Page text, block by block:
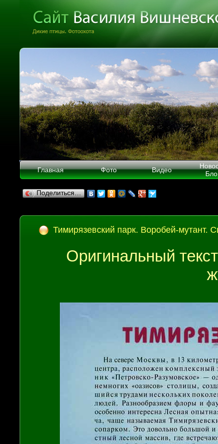
Главная Фото Видео
Поделиться…
Тимирязевский парк. Воробей-мутант.
Оригинальный